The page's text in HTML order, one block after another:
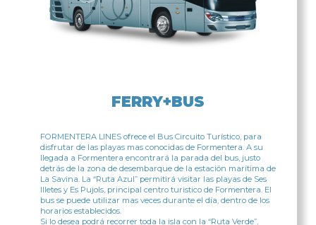
FERRY+BUS
FORMENTERA LINES ofrece el Bus Circuito Turístico, para
disfrutar de las playas mas conocidas de Formentera. A su
llegada a Formentera encontrará la parada del bus, justo
detrás de la zona de desembarque de la estación marítima de
La Savina. La “Ruta Azul” permitirá visitar las playas de Ses
Illetes y Es Pujols, principal centro turistico de Formentera. El
bus se puede utilizar mas veces durante el día, dentro de los
horarios establecidos.
Si lo desea podrá recorrer toda la isla con la “Ruta Verde”,